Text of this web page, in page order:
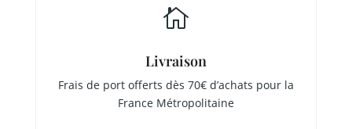

Livraison
Frais de port offerts dès 70€ d’achats pour la
France Métropolitaine